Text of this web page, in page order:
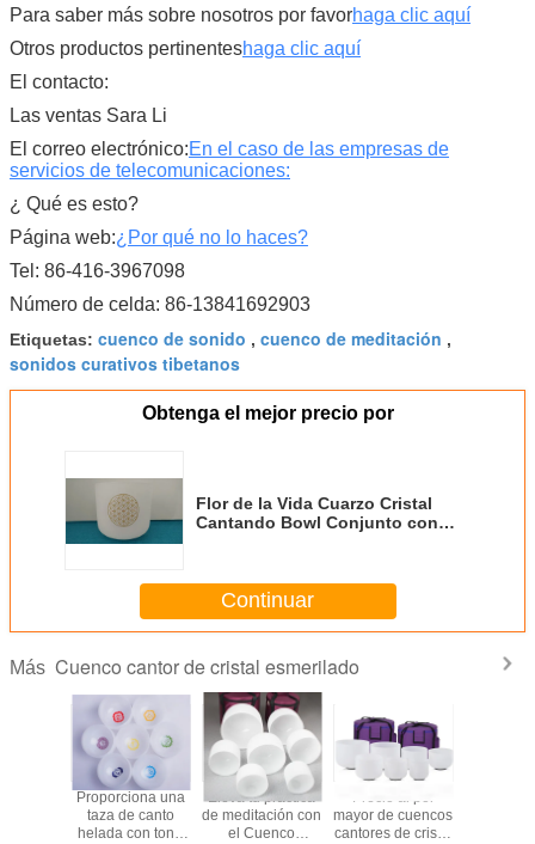
Para saber más sobre nosotros por favorhaga clic aquí
Otros productos pertinenteshaga clic aquí
El contacto:
Las ventas Sara Li
El correo electrónico:En el caso de las empresas de
servicios de telecomunicaciones:
¿ Qué es esto?
Página web:¿Por qué no lo haces?
Tel: 86-416-3967098
Número de celda: 86-13841692903
Etiquetas: cuenco de sonido , cuenco de meditación ,
sonidos curativos tibetanos
Obtenga el mejor precio por
Flor de la Vida Cuarzo Cristal
Cantando Bowl Conjunto con
Continuar
Más Cuenco cantor de cristal esmerilado
Juego de
Cuencos
Cantores de
Cuencos cantores
de cristal
seleccionados a
Chakra de Loto
afinado un
conjunto de cristal